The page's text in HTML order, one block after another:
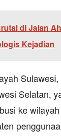
di Jalan
Kejadian
Selatan,
ke